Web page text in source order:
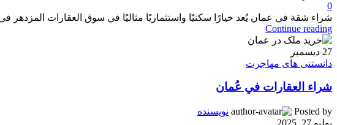
0
شراء شقة في عمان يُعد خيارًا سكنيًا واستثماريًا مثاليًا في سوق العقارات المزدهر
Continue reading
27 ديسمبر
دانستنی های مهاجرت
شراء العقارات في عُمان
Posted by
نویسنده